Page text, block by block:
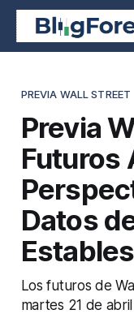
PREVIA WALL STREET
Previa
Futuros
Datos
Estables
Los futuros de
martes 21 de